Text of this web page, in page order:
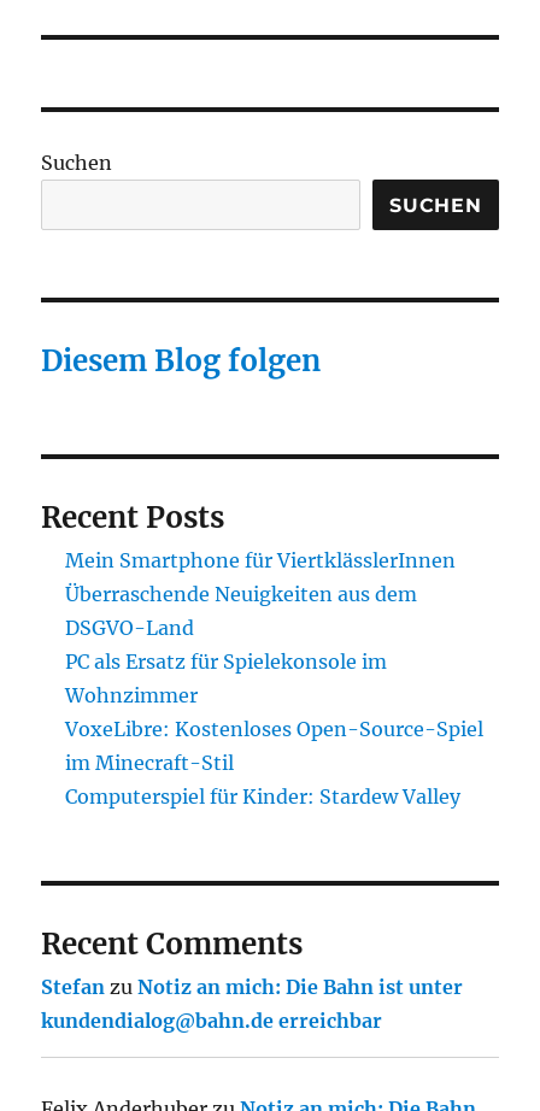
Suchen
SUCHEN
Diesem Blog folgen
Recent Posts
Mein Smartphone für ViertklässlerInnen
Überraschende Neuigkeiten aus dem
DSGVO-Land
PC als Ersatz für Spielekonsole im
Wohnzimmer
VoxeLibre: Kostenloses Open-Source-Spiel
im Minecraft-Stil
Computerspiel für Kinder: Stardew Valley
Recent Comments
Stefan zuNotiz an mich: Die Bahn ist unter
kundendialog@bahn.de erreichbar